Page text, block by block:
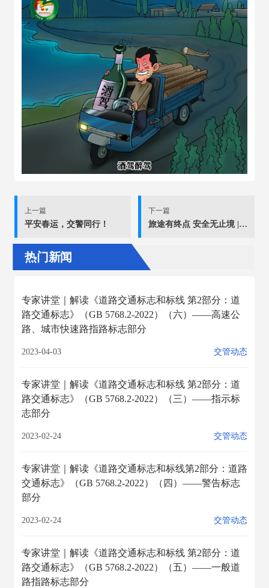
上一篇
平安春运，交警同行！
下一篇
旅途有终点 安全无止境 | 122“全国交通安全日”主题海报
热门新闻
专家讲堂｜解读《道路交通标志和标线 第2部分：道
路交通标志》（GB 5768.2-2022）（六）——高速公
路、城市快速路指路标志部分
2023-04-03 交管动态
专家讲堂｜解读《道路交通标志和标线 第2部分：道
路交通标志》（GB 5768.2-2022）（三）——指示标
志部分
2023-02-24 交管动态
专家讲堂｜解读《道路交通标志和标线第2部分：道路
交通标志》（GB 5768.2-2022）（四）——警告标志
部分
2023-02-24 交管动态
专家讲堂｜解读《道路交通标志和标线 第2部分：道
路交通标志》（GB 5768.2-2022）（五）——一般道
路指路标志部分